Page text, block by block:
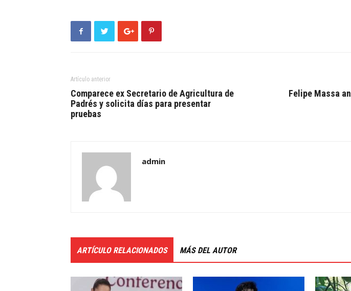
Artículo anterior
Comparece ex Secretario de Agricultura de
Padrés y solicita días para presentar
pruebas
Felipe Massa
admin
ARTÍCULO RELACIONADOS MÁS DEL AUTOR